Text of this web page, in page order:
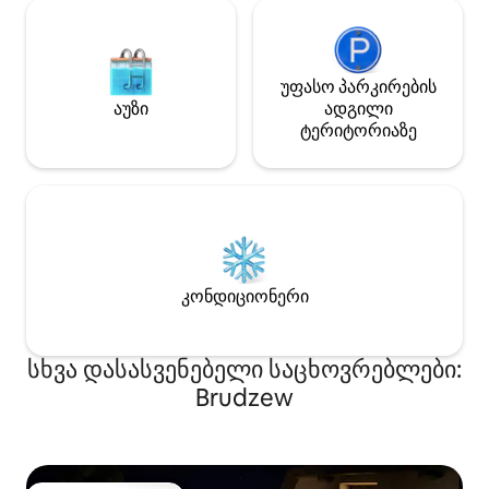
აუზი
უფასო პარკირების
ადგილი
ტერიტორიაზე
კონდიციონერი
სხვა დასასვენებელი საცხოვრებლები:
Brudzew